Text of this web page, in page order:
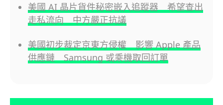
美國 AI 晶片貨件秘密嵌入追蹤器 希望查出
走私流向 中方嚴正抗議
美國初步裁定京東方侵權 影響 Apple 產品
供應鏈 Samsung 或乘機取回訂單